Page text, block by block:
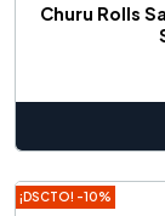
Churu Rolls
¡DSCTO! -10%